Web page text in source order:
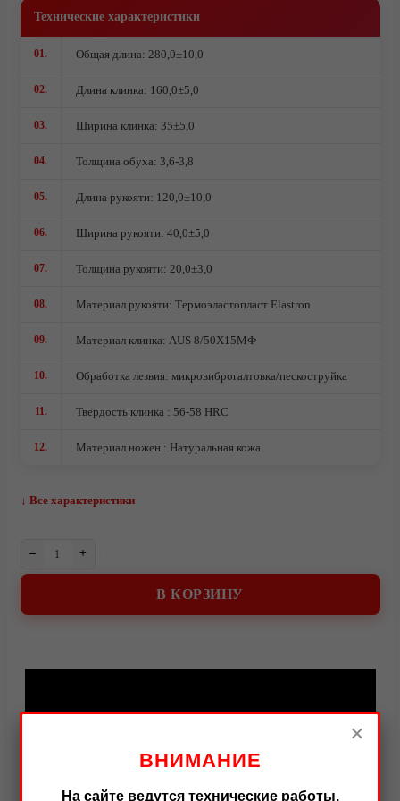
Ножи кованые из стали 95Х18
Ножи из стали AUS10Co
Видео
Технические характеристики
01. Общая длина: 280,0±10,0
02. Длина клинка: 160,0±5,0
03. Ширина клинка: 35±5,0
04. Толщина обуха: 3,6-3,8
05. Длина рукояти: 120,0±10,0
06. Ширина рукояти: 40,0±5,0
07. Толщина рукояти: 20,0±3,0
08. Материал рукояти: Термоэластопласт Elastron
09. Материал клинка: AUS 8/50Х15МФ
10. Обработка лезвия: микровиброгалтовка/пескоструйка
11. Твердость клинка : 56-58 HRC
12. Материал ножен : Натуральная кожа
↓ Все характеристики
– +
В КОРЗИНУ
×
ВНИМАНИЕ
На сайте ведутся технические работы.